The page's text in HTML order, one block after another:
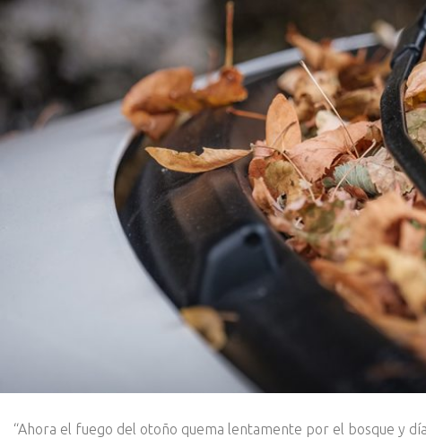
“Ahora el fuego del otoño quema lentamente por el bosque y